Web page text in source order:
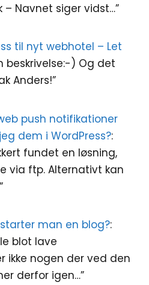
– Navnet siger vidst…”
til nyt webhotel – Let
beskrivelse:-) Og det
Anders!”
push notifikationer
dem i WordPress?:
fundet en løsning,
via ftp. Alternativt kan
”
man en blog?:
blot lave
ikke nogen der ved den
derfor igen…”